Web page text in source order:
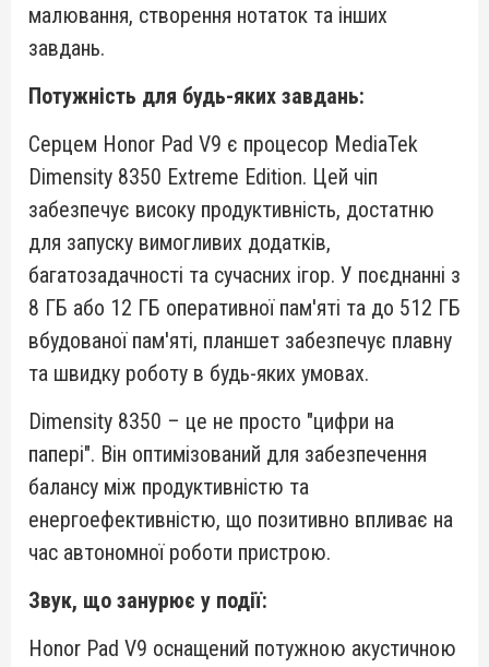
малювання, створення нотаток та інших
завдань.
Потужність для будь-яких завдань:
Серцем Honor Pad V9 є процесор MediaTek
Dimensity 8350 Extreme Edition. Цей чіп
забезпечує високу продуктивність, достатню
для запуску вимогливих додатків,
багатозадачності та сучасних ігор. У поєднанні з
8 ГБ або 12 ГБ оперативної пам'яті та до 512 ГБ
вбудованої пам'яті, планшет забезпечує плавну
та швидку роботу в будь-яких умовах.
Dimensity 8350 – це не просто "цифри на
папері". Він оптимізований для забезпечення
балансу між продуктивністю та
енергоефективністю, що позитивно впливає на
час автономної роботи пристрою.
Звук, що занурює у події:
Honor Pad V9 оснащений потужною акустичною